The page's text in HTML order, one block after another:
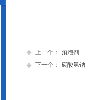
上一个：
消泡剂
下一个：
碳酸氢钠